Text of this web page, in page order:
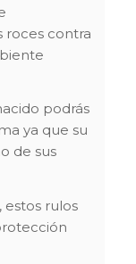
roces contra
podrás
ya que su
de sus
estos rulos